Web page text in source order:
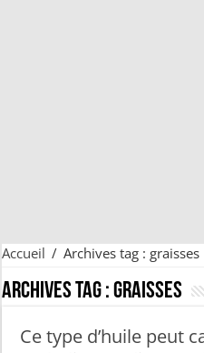
Accueil / Archives tag : graisses
Archives tag :graisses
Ce type d’huile peut